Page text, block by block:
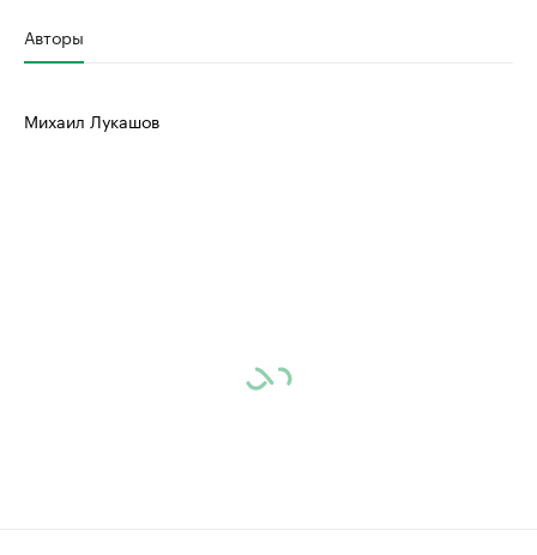
Авторы
Михаил Лукашов